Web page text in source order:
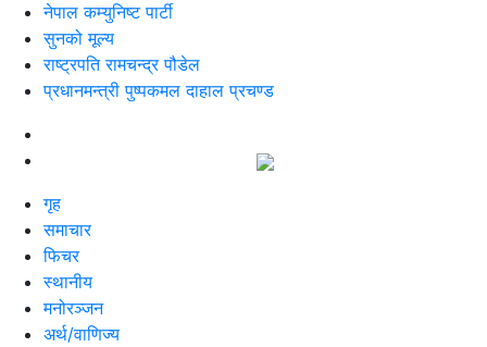
नेपाल कम्युनिष्ट पार्टी
सुनको मूल्य
राष्ट्रपति रामचन्द्र पौडेल
प्रधानमन्त्री पुष्पकमल दाहाल प्रचण्ड
गृह
समाचार
फिचर
स्थानीय
मनोरञ्जन
अर्थ/वाणिज्य